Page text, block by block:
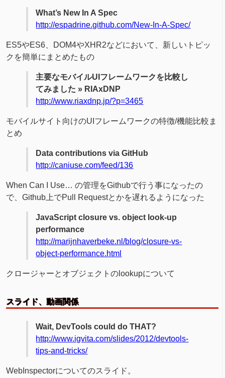
What’s New In A Spec
http://espadrine.github.com/New-In-A-Spec/
ES5やES6、DOM4やXHR2などにおいて、新しいトピッ
クを簡単にまとめたもの
主要なモバイルUIフレームワークを比較し
てみました » RIAxDNP
http://www.riaxdnp.jp/?p=3465
モバイルサイト向けのUIフレームワークの特徴/機能比較ま
とめ
Data contributions via GitHub
http://caniuse.com/feed/136
When Can I Use… の管理をGithubで行う事になったの
で、Github上でPull Requestとかを遅れるようになった
JavaScript closure vs. object look-up
performance
http://marijnhaverbeke.nl/blog/closure-vs-
object-performance.html
クロージャーとオブジェクトのlookupについて
スライド、動画関係
Wait, DevTools could do THAT?
http://www.igvita.com/slides/2012/devtools-
tips-and-tricks/
WebInspectorについてのスライド。